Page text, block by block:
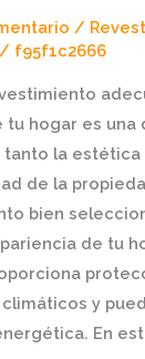
/
/ f95f1c2666
tu hogar es una
la estética
de la
bien
de tu
y
En